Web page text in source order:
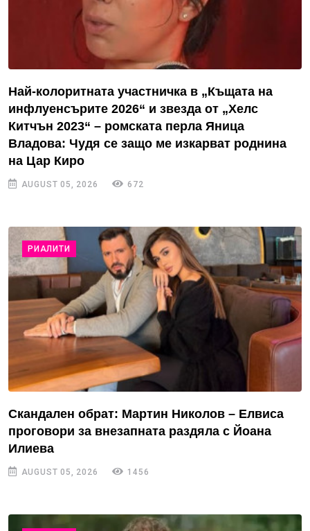
Най-колоритната участничка в „Къщата на
инфлуенсърите 2026“ и звезда от „Хелс
Китчън 2023“ – ромската перла Яница
Владова: Чудя се защо ме изкарват роднина
на Цар Киро
AUGUST 05, 2026 672
РИАЛИТИ
Скандален обрат: Мартин Николов – Елвиса
проговори за внезапната раздяла с Йоана
Илиева
AUGUST 05, 2026 1456